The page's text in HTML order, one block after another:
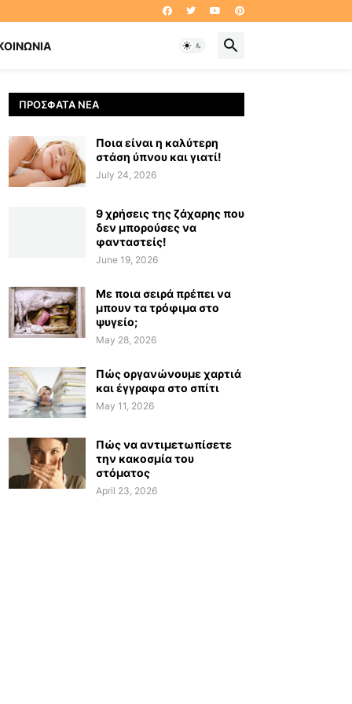
ΠΡΌΣΦΑΤΑ ΝΈΑ
Ποια είναι η καλύτερη
στάση ύπνου και γιατί!
July 24, 2026
9 χρήσεις της ζάχαρης που
δεν μπορούσες να
φανταστείς!
June 19, 2026
Με ποια σειρά πρέπει να
μπουν τα τρόφιμα στο
ψυγείο;
May 28, 2026
Πώς οργανώνουμε χαρτιά
και έγγραφα στο σπίτι
May 11, 2026
Πώς να αντιμετωπίσετε
την κακοσμία του
στόματος
April 23, 2026